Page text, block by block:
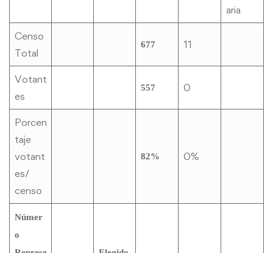
aria
Censo
Total
677 11
Votant
es
557 0
Porcen
taje
votant
es/
censo
82% 0%
Númer
o